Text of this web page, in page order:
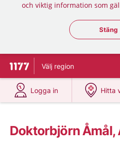
och viktig information som
Stäng
Stäng
Till startsidan för 1177
Välj region
Logga in
på 1177.se
Hitta
på
Doktorbjörn Åmål,